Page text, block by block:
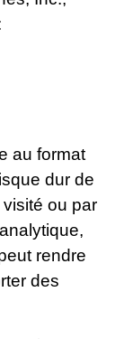
au format
dur de
visité ou par
rendre
des